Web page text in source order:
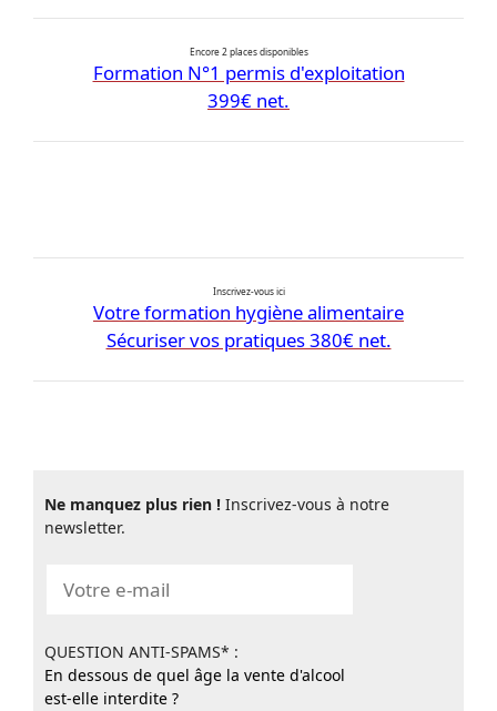
Encore 2 places disponibles
Formation N°1 permis d'exploitation
399€ net.
Inscrivez-vous ici
Votre formation hygiène alimentaire
Sécuriser vos pratiques 380€ net.
Ne manquez plus rien ! Inscrivez-vous à notre
newsletter.
QUESTION ANTI-SPAMS* :
En dessous de quel âge la vente d'alcool
est-elle interdite ?